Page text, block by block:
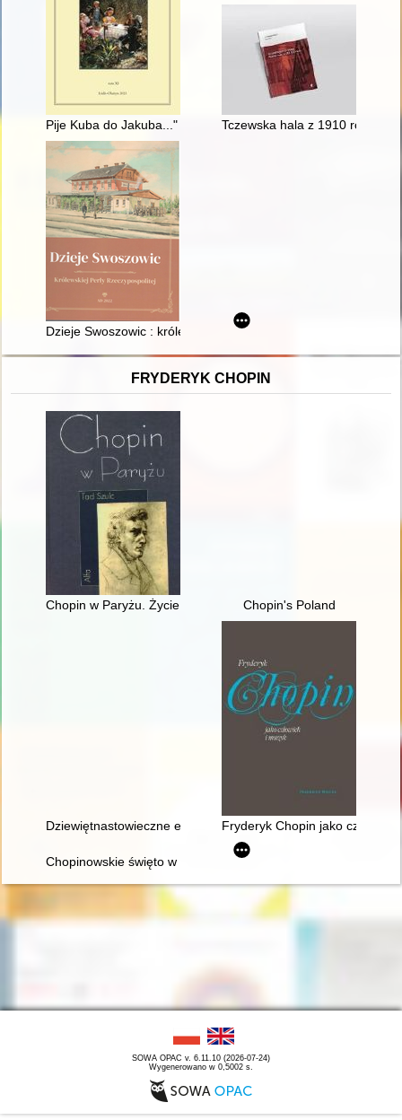
Pije Kuba do Jakuba..." : co Polacy śpiewali przy stole w XIX i
Tczewska hala z 1910 roku i
Dzieje Swoszowic : królewskiej perły Rzeczypospolitej
FRYDERYK CHOPIN
Chopin w Paryżu. Życie i epoka Chopin's Poland
Dziewiętnastowieczne edycje dzieł Fryderyka Chopina jako
Fryderyk Chopin jako człowiek
Chopinowskie święto w Dusznikach
SOWA OPAC v. 6.11.10 (2026-07-24)
Wygenerowano w 0,5002 s.